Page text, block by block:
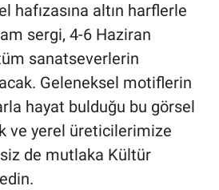
hafızasına altın harflerle
sergi, 4-6 Haziran
sanatseverlerin
Geleneksel motiflerin
hayat bulduğu bu görsel
ve yerel üreticilerimize
de mutlaka Kültür